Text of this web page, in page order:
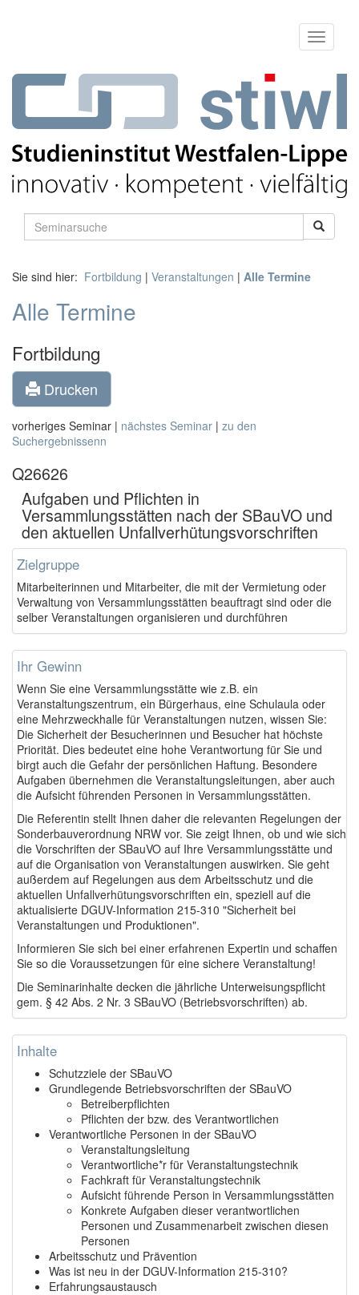
Sie sind hier: Fortbildung | Veranstaltungen | Alle Termine
Alle Termine
Fortbildung
Drucken
vorheriges Seminar | nächstes Seminar | zu den
Suchergebnissenn
Q26626
Aufgaben und Pflichten in
Versammlungsstätten nach der SBauVO und
den aktuellen Unfallverhütungsvorschriften
Zielgruppe
Mitarbeiterinnen und Mitarbeiter, die mit der Vermietung oder
Verwaltung von Versammlungsstätten beauftragt sind oder die
selber Veranstaltungen organisieren und durchführen
Ihr Gewinn
Wenn Sie eine Versammlungsstätte wie z.B. ein
Veranstaltungszentrum, ein Bürgerhaus, eine Schulaula oder
eine Mehrzweckhalle für Veranstaltungen nutzen, wissen Sie:
Die Sicherheit der Besucherinnen und Besucher hat höchste
Priorität. Dies bedeutet eine hohe Verantwortung für Sie und
birgt auch die Gefahr der persönlichen Haftung. Besondere
Aufgaben übernehmen die Veranstaltungsleitungen, aber auch
die Aufsicht führenden Personen in Versammlungsstätten.
Die Referentin stellt Ihnen daher die relevanten Regelungen der
Sonderbauverordnung NRW vor. Sie zeigt Ihnen, ob und wie sich
die Vorschriften der SBauVO auf Ihre Versammlungsstätte und
auf die Organisation von Veranstaltungen auswirken. Sie geht
außerdem auf Regelungen aus dem Arbeitsschutz und die
aktuellen Unfallverhütungsvorschriften ein, speziell auf die
aktualisierte DGUV-Information 215-310 "Sicherheit bei
Veranstaltungen und Produktionen".
Informieren Sie sich bei einer erfahrenen Expertin und schaffen
Sie so die Voraussetzungen für eine sichere Veranstaltung!
Die Seminarinhalte decken die jährliche Unterweisungspflicht
gem. § 42 Abs. 2 Nr. 3 SBauVO (Betriebsvorschriften) ab.
Inhalte
Schutzziele der SBauVO
Grundlegende Betriebsvorschriften der SBauVO
Betreiberpflichten
Pflichten der bzw. des Verantwortlichen
Verantwortliche Personen in der SBauVO
Veranstaltungsleitung
Verantwortliche*r für Veranstaltungstechnik
Fachkraft für Veranstaltungstechnik
Aufsicht führende Person in Versammlungsstätten
Konkrete Aufgaben dieser verantwortlichen
Personen und Zusammenarbeit zwischen diesen
Personen
Arbeitsschutz und Prävention
Was ist neu in der DGUV-Information 215-310?
Erfahrungsaustausch